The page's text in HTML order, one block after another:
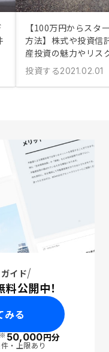
【100万円からスタ
方法】株式や投資信
産投資の魅力やリス
投資する2021.02.01
イド
公開中！
みる
※50,000円分
・上限あり